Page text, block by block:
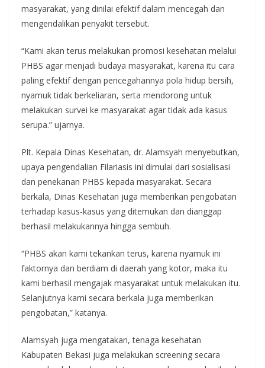
masyarakat, yang dinilai efektif dalam mencegah dan
mengendalikan penyakit tersebut.
“Kami akan terus melakukan promosi kesehatan melalui
PHBS agar menjadi budaya masyarakat, karena itu cara
paling efektif dengan pencegahannya pola hidup bersih,
nyamuk tidak berkeliaran, serta mendorong untuk
melakukan survei ke masyarakat agar tidak ada kasus
serupa.” ujarnya.
Plt. Kepala Dinas Kesehatan, dr. Alamsyah menyebutkan,
upaya pengendalian Filariasis ini dimulai dari sosialisasi
dan penekanan PHBS kepada masyarakat. Secara
berkala, Dinas Kesehatan juga memberikan pengobatan
terhadap kasus-kasus yang ditemukan dan dianggap
berhasil melakukannya hingga sembuh.
“PHBS akan kami tekankan terus, karena nyamuk ini
faktornya dan berdiam di daerah yang kotor, maka itu
kami berhasil mengajak masyarakat untuk melakukan itu.
Selanjutnya kami secara berkala juga memberikan
pengobatan,” katanya.
Alamsyah juga mengatakan, tenaga kesehatan
Kabupaten Bekasi juga melakukan screening secara